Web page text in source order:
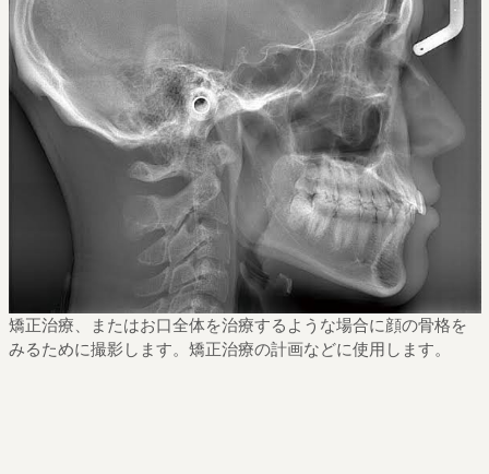
矯正治療、またはお口全体を治療するような場合に顔の骨格を
みるために撮影します。矯正治療の計画などに使⽤します。